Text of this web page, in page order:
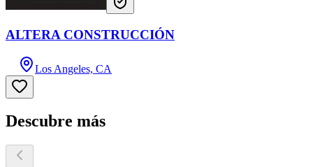
ALTERA CONSTRUCCIÓN
Los Angeles, CA
Descubre más